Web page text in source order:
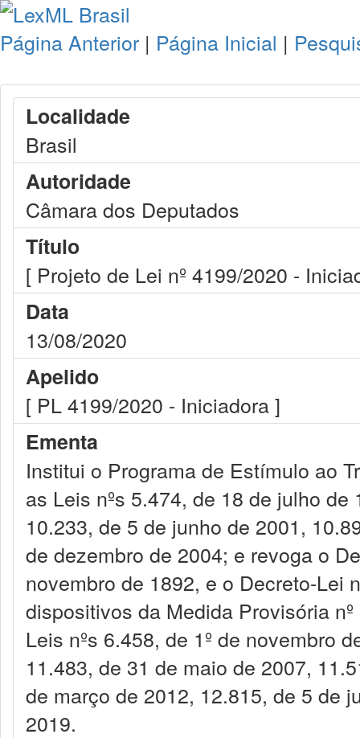
Página Anterior | Página Inicial |
Localidade
Brasil
Autoridade
Câmara dos Deputados
Título
[ Projeto de Lei nº 4199/2020 -
Data
13/08/2020
Apelido
[ PL 4199/2020 - Iniciadora ]
Ementa
Institui o Programa de Estímulo ao
as Leis nºs 5.474, de 18 de julho
10.233, de 5 de junho de 2001,
de dezembro de 2004; e revoga o
novembro de 1892, e o Decreto-Lei
dispositivos da Medida Provisória
Leis nºs 6.458, de 1º de novembro
11.483, de 31 de maio de 2007,
de março de 2012, 12.815, de 5 de
2019.